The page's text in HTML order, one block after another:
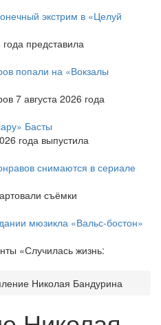
экстрим в «Целуй
представила
попали на «Вокзалы
7 августа 2026 года
Басты
года выпустила
снимаются в сериале
съёмки
мюзикла «Вальс-бостон»
«Случилась жизнь:
Николая Бандурина